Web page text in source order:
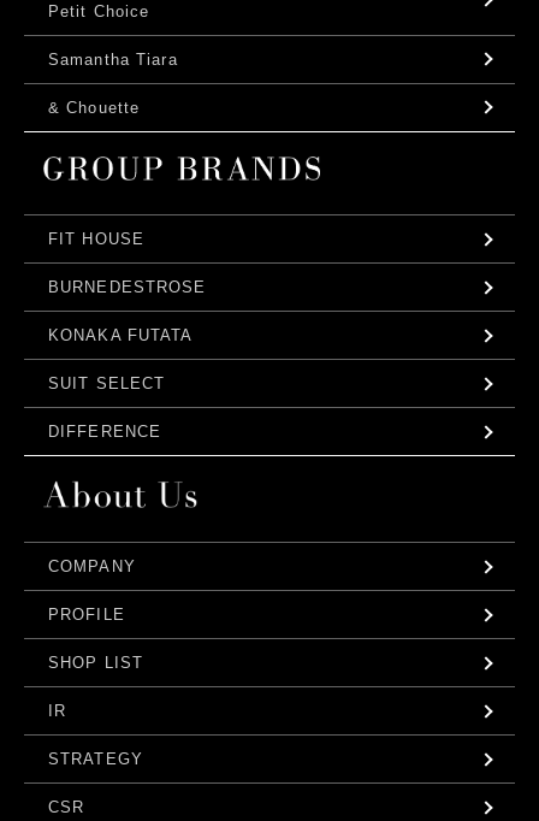
Petit Choice
Samantha Tiara
& Chouette
FIT HOUSE
BURNEDESTROSE
KONAKA FUTATA
SUIT SELECT
DIFFERENCE
COMPANY
PROFILE
SHOP LIST
IR
STRATEGY
CSR